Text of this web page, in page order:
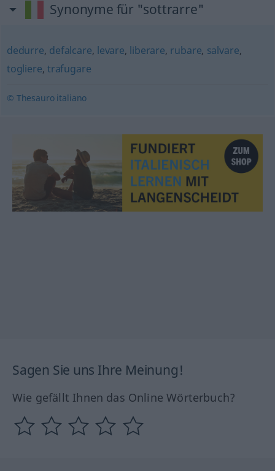
Synonyme für "sottrarre"
dedurre, defalcare, levare, liberare, rubare, salvare,
togliere, trafugare
© Thesauro italiano
Sagen Sie uns Ihre Meinung!
Wie gefällt Ihnen das Online Wörterbuch?